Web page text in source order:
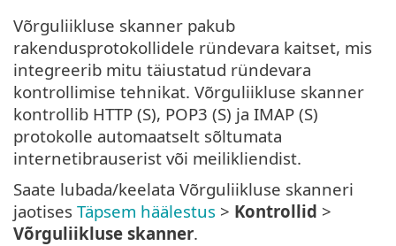
Võrguliikluse skanner pakub
rakendusprotokollidele ründevara kaitset, mis
integreerib mitu täiustatud ründevara
kontrollimise tehnikat. Võrguliikluse skanner
kontrollib HTTP (S), POP3 (S) ja IMAP (S)
protokolle automaatselt sõltumata
internetibrauserist või meilikliendist.
Saate lubada/keelata Võrguliikluse skanneri
jaotises Täpsem häälestus > Kontrollid >
Võrguliikluse skanner.